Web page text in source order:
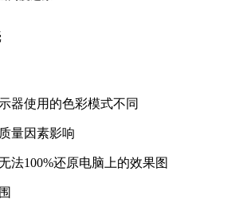
器使用的色彩模式不同
量因素影响
法100%还原电脑上的效果图